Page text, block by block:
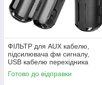
ФІЛЬТР для AUX кабелю,
підсилювача фм сигналу,
USB кабелю перехідника
Готово до відправки